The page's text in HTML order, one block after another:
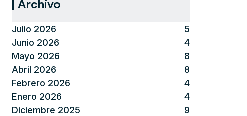
Archivo
Julio 2026
5
Junio 2026
4
Mayo 2026
8
Abril 2026
8
Febrero 2026
4
Enero 2026
4
Diciembre 2025
9